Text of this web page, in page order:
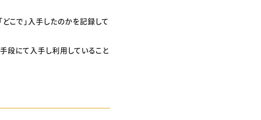
こで」入手したのかを記録して
段にて入手し利用していること